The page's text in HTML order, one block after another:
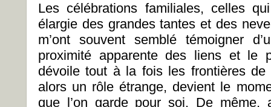
Les célébrations familiales, celles
élargie des grandes tantes et des
m’ont souvent semblé témoigner
proximité apparente des liens et le
dévoile tout à la fois les frontières
alors un rôle étrange, devient le
que l’on garde pour soi. De même,